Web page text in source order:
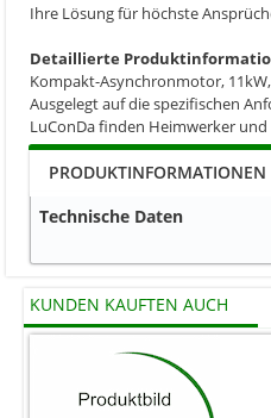
Ihre Lösung für höchste
Detaillierte
Kompakt-Asynchronmotor, 11kW,
Ausgelegt auf die spezifischen
LuConDa finden Heimwerker
PRODUKTINFORMATIONEN
Technische Daten
KUNDEN KAUFTEN AUCH